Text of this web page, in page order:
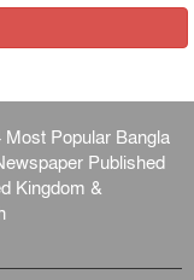
Popular Bangla
Published
Kingdom &